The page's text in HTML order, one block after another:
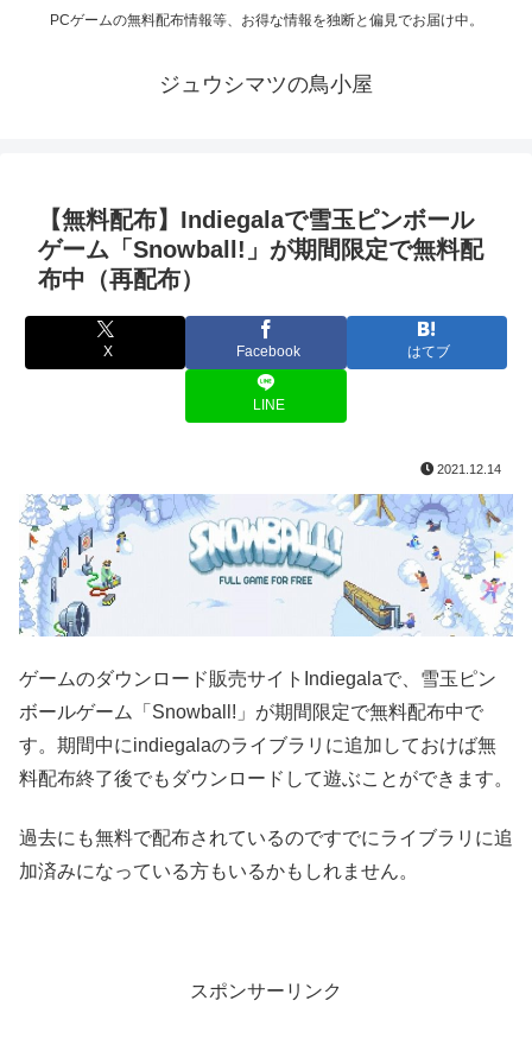
PCゲームの無料配布情報等、お得な情報を独断と偏見でお届け中。
ジュウシマツの鳥小屋
【無料配布】Indiegalaで雪玉ピンボール
ゲーム「Snowball!」が期間限定で無料配
布中（再配布）
X Facebook はてブ
LINE
2021.12.14
ゲームのダウンロード販売サイトIndiegalaで、雪玉ピン
ボールゲーム「Snowball!」が期間限定で無料配布中で
す。期間中にindiegalaのライブラリに追加しておけば無
料配布終了後でもダウンロードして遊ぶことができます。
過去にも無料で配布されているのですでにライブラリに追
加済みになっている方もいるかもしれません。
スポンサーリンク